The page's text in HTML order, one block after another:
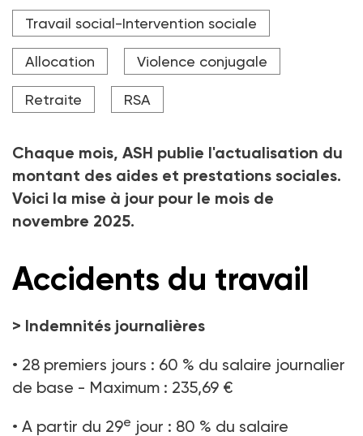
Travail social-Intervention sociale
Allocation Violence conjugale
Retraite RSA
Chaque mois, ASH publie l'actualisation du
montant des aides et prestations sociales.
Voici la mise à jour pour le mois de
novembre 2025.
Accidents du travail
> Indemnités journalières
• 28 premiers jours : 60 % du salaire journalier
de base - Maximum : 235,69 €
• A partir du 29e jour : 80 % du salaire